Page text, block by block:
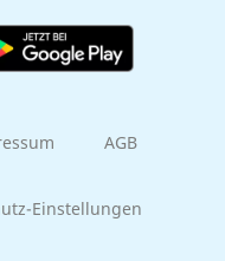
AGB
Einstellungen